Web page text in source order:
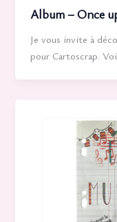
Album – Once
Je vous invite à
pour Cartoscrap.